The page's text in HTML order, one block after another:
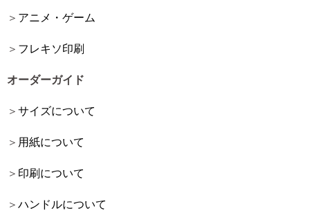
アニメ・ゲーム
フレキソ印刷
オーダーガイド
サイズについて
用紙について
印刷について
ハンドルについて